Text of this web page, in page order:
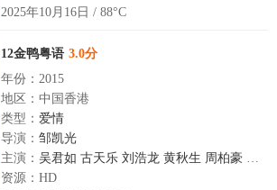
2025年10月16日 / 88°C
12金鸭粤语 3.0分
年份：2015
地区：中国香港
类型： 爱情
导演： 邹凯光
主演： 吴君如 古天乐 刘浩龙 黄秋生 周柏豪 邵美
资源：HD